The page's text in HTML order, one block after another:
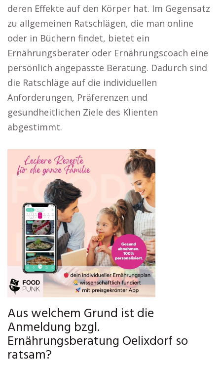
deren Effekte auf den Körper hat. Im Gegensatz
zu allgemeinen Ratschlägen, die man online
oder in Büchern findet, bietet ein
Ernährungsberater oder Ernährungscoach eine
persönlich angepasste Beratung. Dadurch sind
die Ratschläge auf die individuellen
Anforderungen, Präferenzen und
gesundheitlichen Ziele des Klienten
abgestimmt.
Aus welchem Grund ist die
Anmeldung bzgl.
Ernährungsberatung Oelixdorf so
ratsam?